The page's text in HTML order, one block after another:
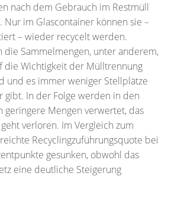
nach dem Gebrauch im Restmüll
Nur im Glascontainer können sie –
– wieder recycelt werden.
die Sammelmengen, unter anderem,
die Wichtigkeit der Mülltrennung
und es immer weniger Stellplätze
gibt. In der Folge werden in den
geringere Mengen verwertet, das
verloren. Im Vergleich zum
Recyclingzuführungsquote bei
gesunken, obwohl das
eine deutliche Steigerung